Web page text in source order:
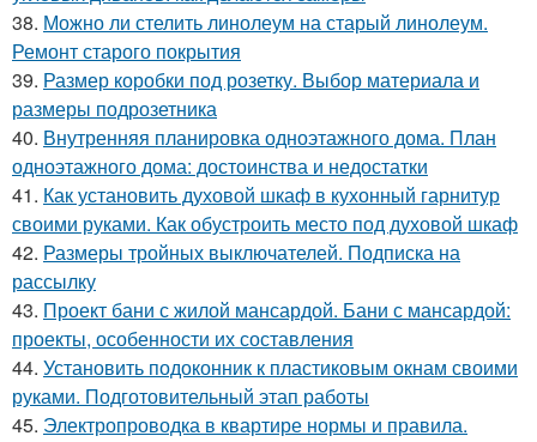
38. Можно ли стелить линолеум на старый линолеум.
Ремонт старого покрытия
39. Размер коробки под розетку. Выбор материала и
размеры подрозетника
40. Внутренняя планировка одноэтажного дома. План
одноэтажного дома: достоинства и недостатки
41. Как установить духовой шкаф в кухонный гарнитур
своими руками. Как обустроить место под духовой шкаф
42. Размеры тройных выключателей. Подписка на
рассылку
43. Проект бани с жилой мансардой. Бани с мансардой:
проекты, особенности их составления
44. Установить подоконник к пластиковым окнам своими
руками. Подготовительный этап работы
45. Электропроводка в квартире нормы и правила.